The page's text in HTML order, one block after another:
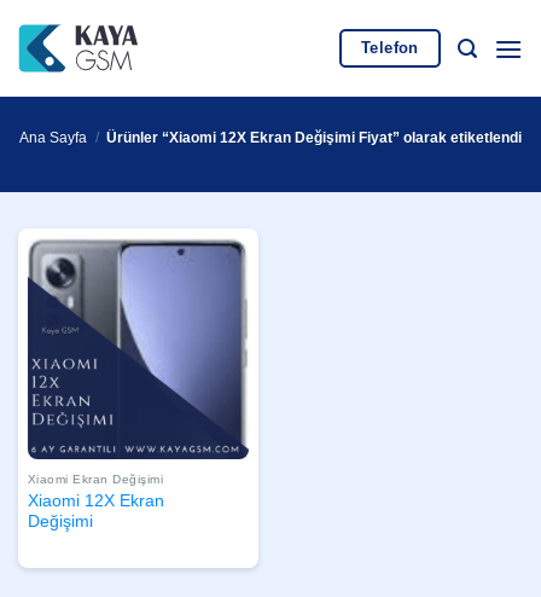
atla
Telefon
Ana Sayfa / Ürünler “Xiaomi 12X Ekran Değişimi Fiyat” olarak etiketlendi
Xiaomi Ekran Değişimi
Xiaomi 12X Ekran
Değişimi